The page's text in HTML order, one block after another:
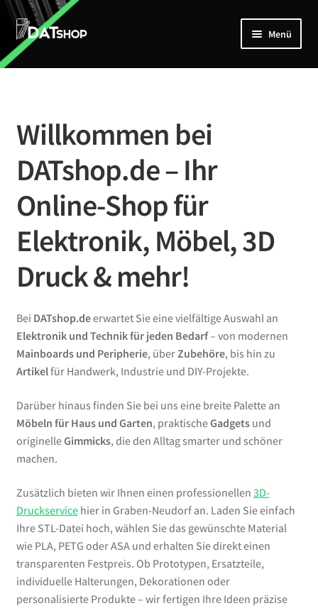
Zur
Navigation
springen
Zum
Inhalt
springen
Menü
Home
Mein Account
Kontakt
Willkommen bei
DATshop.de – Ihr
Online-Shop für
Elektronik, Möbel, 3D
Druck & mehr!
Bei DATshop.deerwartet Sie eine vielfältige Auswahl an
Elektronik und Technik für jeden Bedarf– von modernen
Mainboards und Peripherie, überZubehöre, bis hin zu
Artikelfür Handwerk, Industrie und DIY-Projekte.
Darüber hinaus finden Sie bei uns eine breite Palette an
Möbeln für Haus und Garten, praktischeGadgetsund
originelleGimmicks, die den Alltag smarter und schöner
machen.
Zusätzlich bieten wir Ihnen einen professionellen 3D-
Druckservicehier in Graben-Neudorf an. Laden Sie einfach
Ihre STL-Datei hoch, wählen Sie das gewünschte Material
wie PLA, PETG oder ASA und erhalten Sie direkt einen
transparenten Festpreis. Ob Prototypen, Ersatzteile,
individuelle Halterungen, Dekorationen oder
personalisierte Produkte – wir fertigen Ihre Ideen präzise